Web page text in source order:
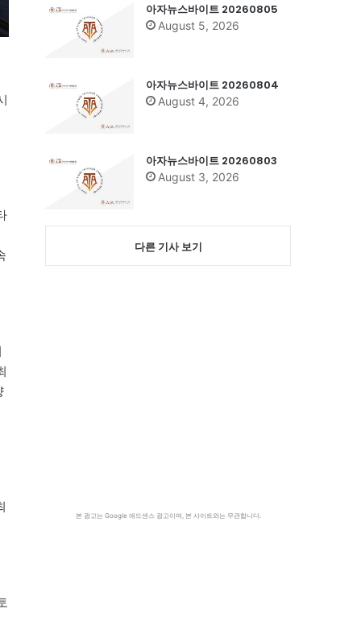
아자뉴스바이트 20260805
August 5, 2026
아자뉴스바이트 20260804
August 4, 2026
아자뉴스바이트 20260803
August 3, 2026
다른 기사 보기
본 광고는 Google 애드센스 광고이며, 본 사이트와는 무관합니다.